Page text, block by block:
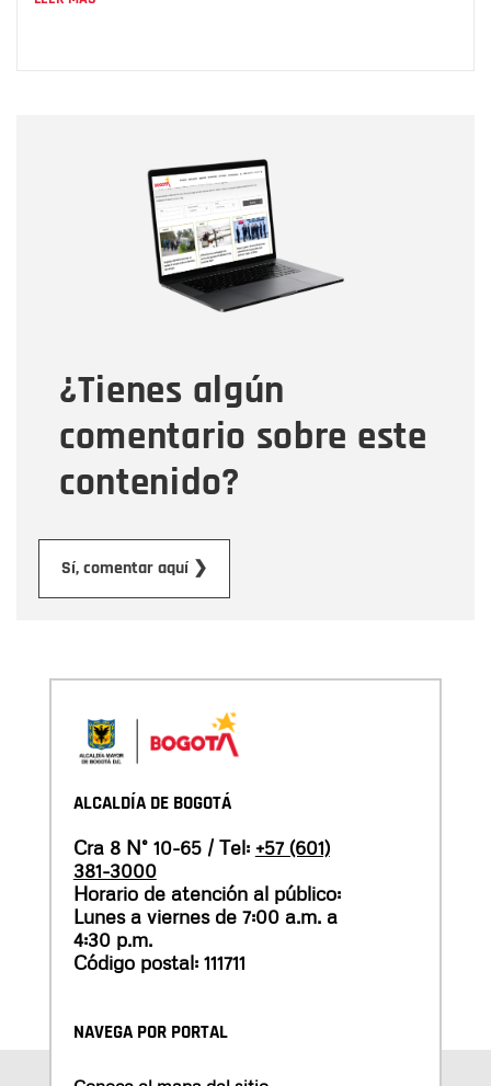
¿Tienes algún
comentario sobre este
contenido?
Sí, comentar aquí ❯
Correo electrónico
Tipo de comentario
Mensaje
ALCALDÍA DE BOGOTÁ
Cra 8 N° 10-65 / Tel: +57 (601)
381-3000
Horario de atención al público:
Lunes a viernes de 7:00 a.m. a
4:30 p.m.
Código postal: 111711
NAVEGA POR PORTAL